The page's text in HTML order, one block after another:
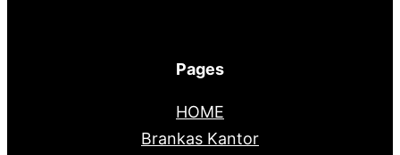
Pages
HOME
Brankas Kantor